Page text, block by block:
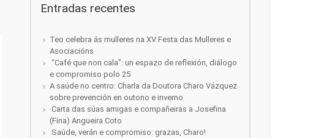
Entradas recentes
Teo celebra ás mulleres na XV Festa das Mulleres e
Asociacións
“Café que non cala”: un espazo de reflexión, diálogo
e compromiso polo 25
A saúde no centro: Charla da Doutora Charo Vázquez
sobre prevención en outono e inverno
Carta das súas amigas e compañeiras a Josefina
(Fina) Angueira Coto
Saúde, verán e compromiso: grazas, Charo!